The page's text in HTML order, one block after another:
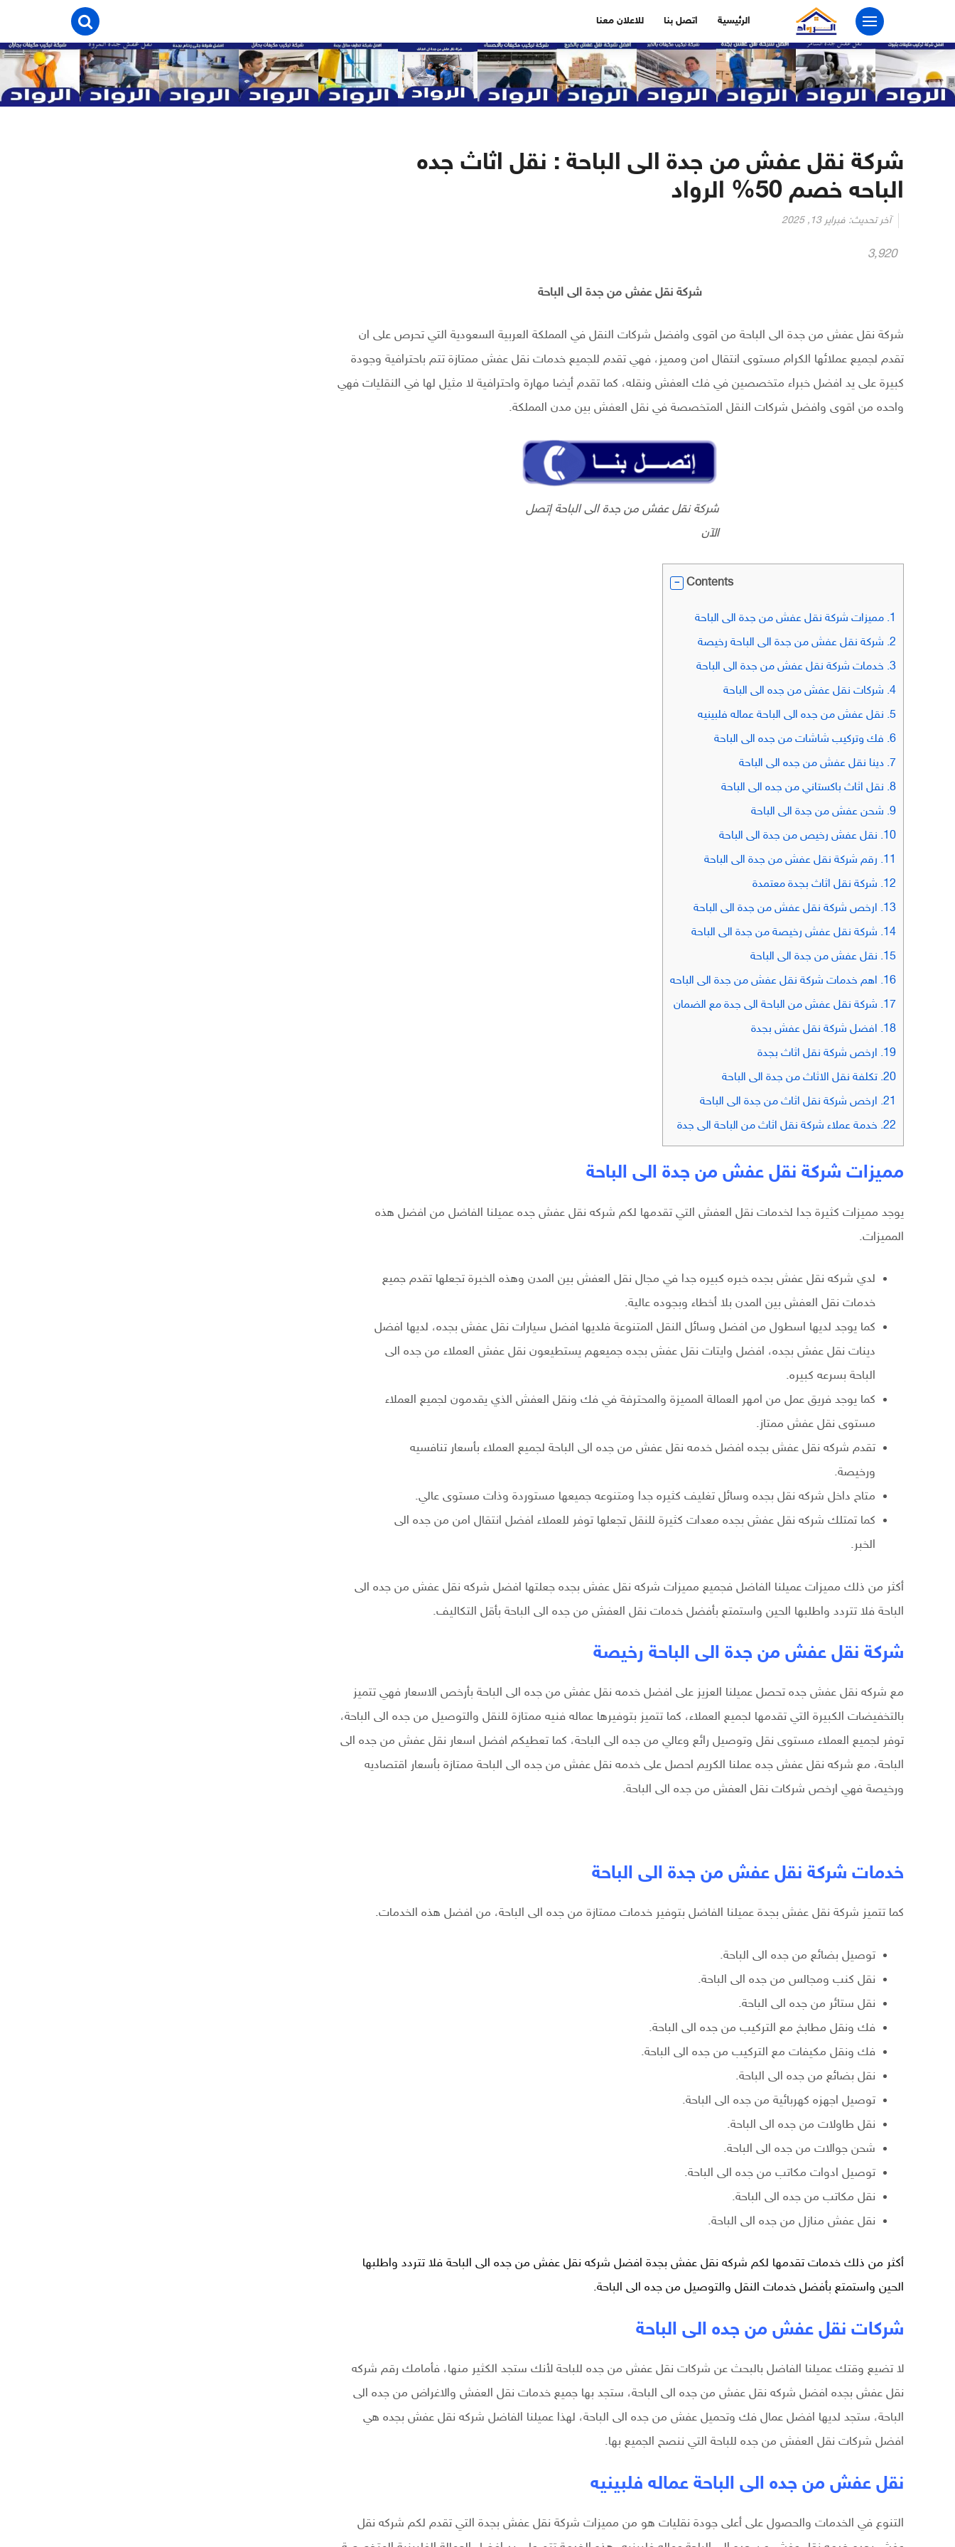
الرئيسية اتصل بنا للاعلان معنا
شركة نقل عفش من جدة الى الباحة : نقل اثاث جده
الباحه خصم 50% الرواد
آخر تحديث: فبراير 13, 2025
3٬920
شركة نقل عفش من جدة الى الباحة
شركة نقل عفش من جدة الى الباحة من اقوى وافضل شركات النقل في المملكة العربية السعودية التي تحرص على ان
تقدم لجميع عملائها الكرام مستوى انتقال امن ومميز، فهي تقدم للجميع خدمات نقل عفش ممتازة تتم باحترافية وجودة
كبيرة على يد افضل خبراء متخصصين في فك العفش ونقله، كما تقدم أيضا مهارة واحترافية لا مثيل لها في النقليات فهي
واحده من اقوى وافضل شركات النقل المتخصصة في نقل العفش بين مدن المملكة.
شركة نقل عفش من جدة الى الباحة إتصل
الآن
Contents
1. مميزات شركة نقل عفش من جدة الى الباحة
2. شركة نقل عفش من جدة الى الباحة رخيصة
3. خدمات شركة نقل عفش من جدة الى الباحة
4. شركات نقل عفش من جده الى الباحة
5. نقل عفش من جده الى الباحة عماله فلبينيه
6. فك وتركيب شاشات من جده الى الباحة
7. دينا نقل عفش من جده الى الباحة
8. نقل اثاث باكستاني من جده الى الباحة
9. شحن عفش من جدة الى الباحة
10. نقل عفش رخيص من جدة الى الباحة
11. رقم شركة نقل عفش من جدة الى الباحة
12. شركة نقل اثاث بجدة معتمدة
13. ارخص شركة نقل عفش من جدة الى الباحة
14. شركة نقل عفش رخيصة من جدة الى الباحة
15. نقل عفش من جدة الى الباحة
16. اهم خدمات شركة نقل عفش من جدة الى الباحه
17. شركة نقل عفش من الباحة الى جدة مع الضمان
18. افضل شركة نقل عفش بجدة
19. ارخص شركة نقل اثاث بجدة
20. تكلفة نقل الاثاث من جدة الى الباحة
21. ارخص شركة نقل اثاث من جدة الى الباحة
22. خدمة عملاء شركة نقل اثاث من الباحة الى جدة
مميزات شركة نقل عفش من جدة الى الباحة
يوجد مميزات كثيرة جدا لخدمات نقل العفش التي تقدمها لكم شركه نقل عفش جده عميلنا الفاضل من افضل هذه
المميزات.
لدي شركه نقل عفش بجده خبره كبيره جدا في مجال نقل العفش بين المدن وهذه الخبرة تجعلها تقدم جميع
خدمات نقل العفش بين المدن بلا أخطاء وبجوده عالية.
كما يوجد لديها اسطول من افضل وسائل النقل المتنوعة فلديها افضل سيارات نقل عفش بجده، لديها افضل
دينات نقل عفش بجده، افضل وايتات نقل عفش بجده جميعهم يستطيعون نقل عفش العملاء من جده الى
الباحة بسرعه كبيره.
كما يوجد فريق عمل من امهر العمالة المميزة والمحترفة في فك ونقل العفش الذي يقدمون لجميع العملاء
مستوى نقل عفش ممتاز.
تقدم شركه نقل عفش بجده افضل خدمه نقل عفش من جده الى الباحة لجميع العملاء بأسعار تنافسيه
ورخيصة.
متاح داخل شركه نقل بجده وسائل تغليف كثيره جدا ومتنوعه جميعها مستوردة وذات مستوى عالي.
كما تمتلك شركه نقل عفش بجده معدات كثيرة للنقل تجعلها توفر للعملاء افضل انتقال امن من جده الى
الخبر.
أكثر من ذلك مميزات عميلنا الفاضل فجميع مميزات شركه نقل عفش بجده جعلتها افضل شركه نقل عفش من جده الى
الباحة فلا تتردد واطلبها الحين واستمتع بأفضل خدمات نقل العفش من جده الى الباحة بأقل التكاليف.
شركة نقل عفش من جدة الى الباحة رخيصة
مع شركه نقل عفش جده تحصل عميلنا العزيز على افضل خدمه نقل عفش من جده الى الباحة بأرخص الاسعار فهي تتميز
بالتخفيضات الكبيرة التي تقدمها لجميع العملاء، كما تتميز بتوفيرها عماله فنيه ممتازة للنقل والتوصيل من جده الى الباحة،
توفر لجميع العملاء مستوى نقل وتوصيل رائع وعالي من جده الى الباحة، كما تعطيكم افضل اسعار نقل عفش من جده الى
الباحة، مع شركه نقل عفش جده عملنا الكريم احصل على خدمه نقل عفش من جده الى الباحة ممتازة بأسعار اقتصاديه
ورخيصة فهي ارخص شركات نقل العفش من جده الى الباحة.
خدمات شركة نقل عفش من جدة الى الباحة
كما تتميز شركة نقل عفش بجدة عميلنا الفاضل بتوفير خدمات ممتازة من جده الى الباحة، من افضل هذه الخدمات.
توصيل بضائع من جده الى الباحة.
نقل كنب ومجالس من جده الى الباحة.
نقل ستائر من جده الى الباحة.
فك ونقل مطابخ مع التركيب من جده الى الباحة.
فك ونقل مكيفات مع التركيب من جده الى الباحة.
نقل بضائع من جده الى الباحة.
توصيل اجهزه كهربائية من جده الى الباحة.
نقل طاولات من جده الى الباحة.
شحن جوالات من جده الى الباحة.
توصيل ادوات مكاتب من جده الى الباحة.
نقل مكاتب من جده الى الباحة.
نقل عفش منازل من جده الى الباحة.
أكثر من ذلك خدمات تقدمها لكم شركه نقل عفش بجدة افضل شركه نقل عفش من جده الى الباحة فلا تتردد واطلبها
الحين واستمتع بأفضل خدمات النقل والتوصيل من جده الى الباحة.
شركات نقل عفش من جده الى الباحة
لا تضيع وقتك عميلنا الفاضل بالبحث عن شركات نقل عفش من جده للباحة لأنك ستجد الكثير منها، فأمامك رقم شركه
نقل عفش بجده افضل شركه نقل عفش من جده الى الباحة، ستجد بها جميع خدمات نقل العفش والاغراض من جده الى
الباحة، ستجد لديها افضل عمال فك وتحميل عفش من جده الى الباحة، لهذا عميلنا الفاضل شركه نقل عفش بجده هي
افضل شركات نقل العفش من جده للباحة التي ننصح الجميع بها.
نقل عفش من جده الى الباحة عماله فلبينيه
التنوع في الخدمات والحصول على أعلى جودة نقليات هو من مميزات شركة نقل عفش بجدة التي تقدم لكم شركه نقل